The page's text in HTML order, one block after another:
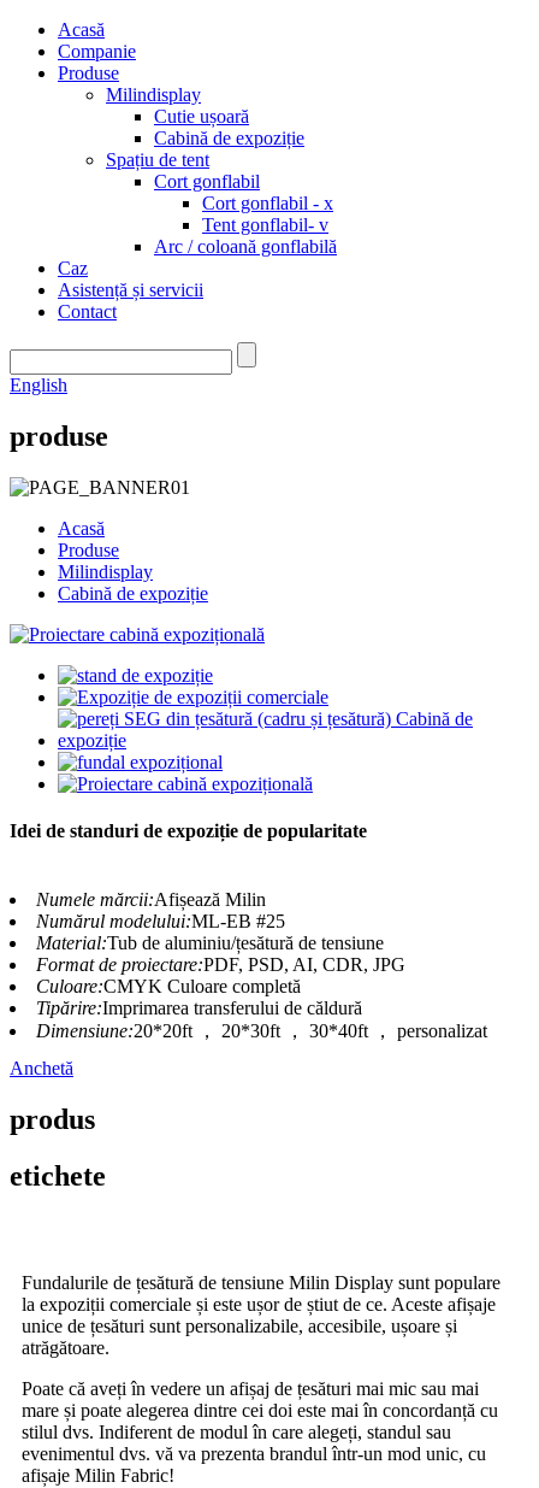
Acasă
Companie
Produse
Milindisplay
Cutie ușoară
Cabină de expoziție
Spațiu de tent
Cort gonflabil
Cort gonflabil - x
Tent gonflabil- v
Arc / coloană gonflabilă
Caz
Asistență și servicii
Contact
English
produse
Acasă
Produse
Milindisplay
Cabină de expoziție
Idei de standuri de expoziție de popularitate
Numele mărcii:Afișează Milin
Numărul modelului:ML-EB #25
Material:Tub de aluminiu/țesătură de tensiune
Format de proiectare:PDF, PSD, AI, CDR, JPG
Culoare:CMYK Culoare completă
Tipărire:Imprimarea transferului de căldură
Dimensiune:20*20ft ， 20*30ft ， 30*40ft ， personalizat
Anchetă
produs
etichete
Fundalurile de țesătură de tensiune Milin Display sunt populare
la expoziții comerciale și este ușor de știut de ce. Aceste afișaje
unice de țesături sunt personalizabile, accesibile, ușoare și
atrăgătoare.
Poate că aveți în vedere un afișaj de țesături mai mic sau mai
mare și poate alegerea dintre cei doi este mai în concordanță cu
stilul dvs. Indiferent de modul în care alegeți, standul sau
evenimentul dvs. vă va prezenta brandul într-un mod unic, cu
afișaje Milin Fabric!